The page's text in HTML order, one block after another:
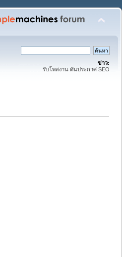
ข่าว:
รับโพสงาน ดันประกาศ SEO